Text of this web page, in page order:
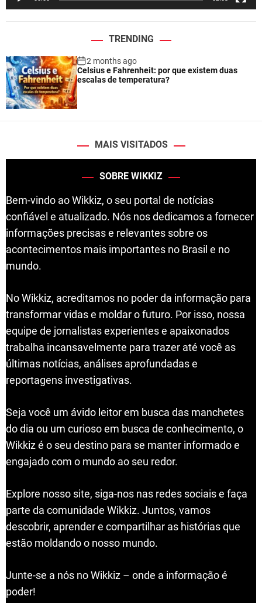
TRENDING
2 months ago
Celsius e Fahrenheit: por que existem duas
escalas de temperatura?
MAIS VISITADOS
SOBRE WIKKIZ
Bem-vindo ao Wikkiz, o seu portal de notícias
confiável e atualizado. Nós nos dedicamos a fornecer
informações precisas e relevantes sobre os
acontecimentos mais importantes no Brasil e no
mundo.
No Wikkiz, acreditamos no poder da informação para
transformar vidas e moldar o futuro. Por isso, nossa
equipe de jornalistas experientes e apaixonados
trabalha incansavelmente para trazer até você as
últimas notícias, análises aprofundadas e
reportagens investigativas.
Seja você um ávido leitor em busca das manchetes
do dia ou um curioso em busca de conhecimento, o
Wikkiz é o seu destino para se manter informado e
engajado com o mundo ao seu redor.
Explore nosso site, siga-nos nas redes sociais e faça
parte da comunidade Wikkiz. Juntos, vamos
descobrir, aprender e compartilhar as histórias que
estão moldando o nosso mundo.
Junte-se a nós no Wikkiz – onde a informação é
poder!